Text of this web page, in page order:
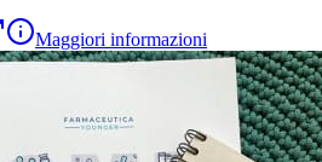
Maggiori informazioni